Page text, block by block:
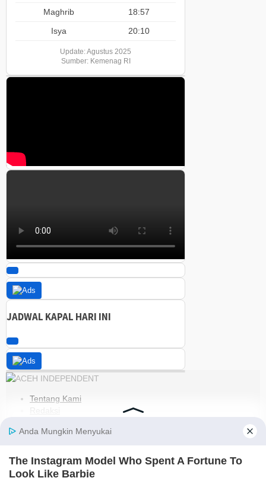
Maghrib
18:57
Isya
20:10
Update: Agustus 2025
Sumber: Kemenag RI
JADWAL KAPAL HARI INI
Tentang Kami
Redaksi
Pedoman Media Siber
Kebijakan Privasi